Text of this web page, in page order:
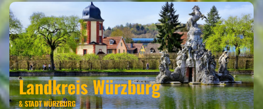
Landkreis Würzburg
& STADT WÜRZBURG